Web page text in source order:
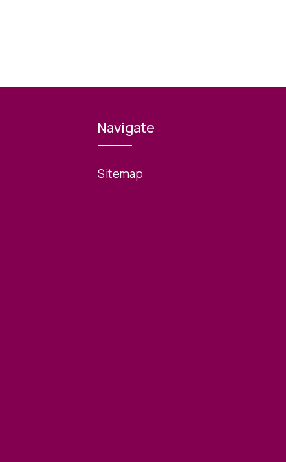
Navigate
Sitemap